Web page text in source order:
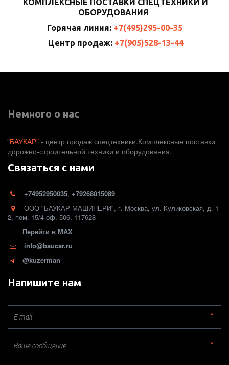
КОМПЛЕКСНЫЕ ПОСТАВКИ СПЕЦТЕХНИКИ И
ОБОРУДОВАНИЯ
Горячая линия: +7(495)295-00-35
Центр продаж: +7(905)528-13-44
Немного о нас
"БАУКАР" - центр продаж спецтехники.Комплексные поставки
дорожно-строительной техники и оборудования.
Связаться с нами
+74952950035, +79268015089
ООО "БАУКАР МАШИНЕРИ", г. Москва, ул. Куликовская, д. 1
2, пом. 15/4 оф. 506, 117628
Перейти в MAX
info@baucar.ru
@kuzerman
Напишите нам
*
*